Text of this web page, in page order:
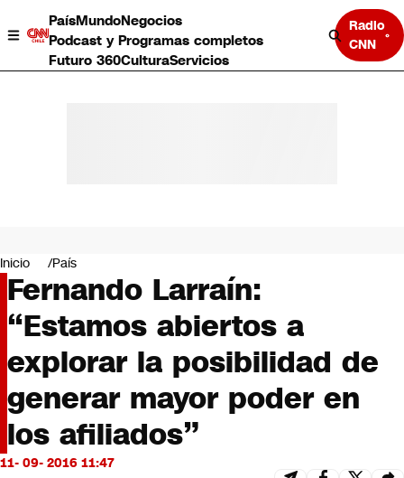
PaísMundoNegocios
Podcast y Programas completos
Futuro 360CulturaServicios
Radio
CNN
Negocios
Deportes
Programas completos
Cultura
Servicios
Bits
CNN Data
CNN tiempo
Futuro 360
Opinión
Inicio País
Fernando Larraín:
“Estamos abiertos a
explorar la posibilidad de
generar mayor poder en
los afiliados”
11- 09- 2016 11:47